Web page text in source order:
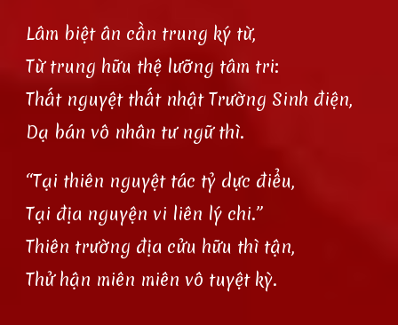
Lâm biệt ân cần trung ký từ,
Từ trung hữu thệ lưỡng tâm tri:
Thất nguyệt thất nhật Trường Sinh điện,
Dạ bán vô nhân tư ngữ thì.
“Tại thiên nguyệt tác tỷ dực điểu,
Tại địa nguyện vi liên lý chi.”
Thiên trường địa cửu hữu thì tận,
Thử hận miên miên vô tuyệt kỳ.